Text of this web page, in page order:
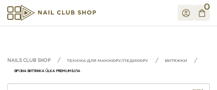
0
ТЕХНІКА ДЛЯ МАНІКЮРУ/ПЕДИКЮРУ ВИТЯЖКИ
ВРІЗНА ВИТЯЖКА ÜLKA PREMIUM БІЛА